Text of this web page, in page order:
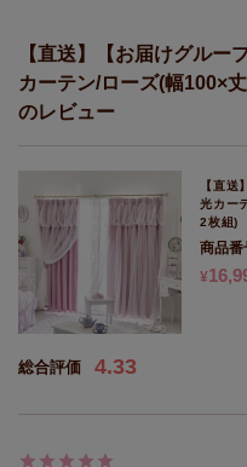
【直送】【お届けグルー
カーテン/ローズ(幅100×
のレビュー
【直
光カー
2枚組)
商品番
¥
4.33